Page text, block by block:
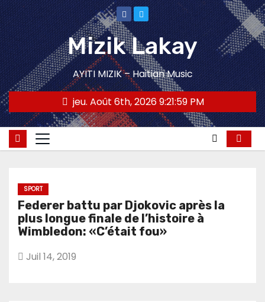
Skip
to
content
Mizik Lakay
AYITI MIZIK – Haitian Music
jeu. Août 6th, 20269:21:59 PM
SPORT
Federer battu par Djokovic après la
plus longue finale de l’histoire à
Wimbledon: «C’était fou»
Juil 14, 2019